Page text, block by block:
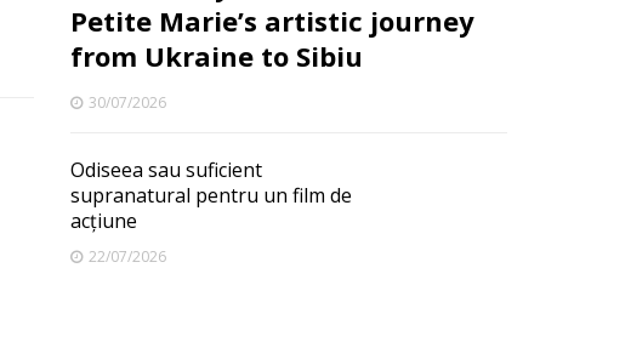
Petite Marie’s artistic journey
from Ukraine to Sibiu
30/07/2026
Odiseea sau suficient
supranatural pentru un film de
acțiune
22/07/2026